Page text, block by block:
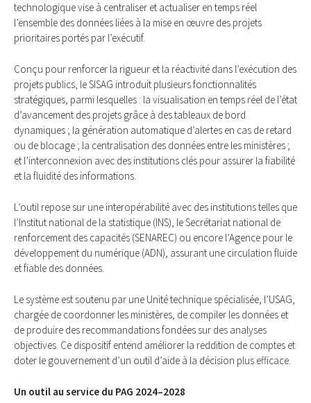
technologique vise à centraliser et actualiser en temps réel
l’ensemble des données liées à la mise en œuvre des projets
prioritaires portés par l’exécutif.
Conçu pour renforcer la rigueur et la réactivité dans l’exécution des
projets publics, le SISAG introduit plusieurs fonctionnalités
stratégiques, parmi lesquelles : la visualisation en temps réel de l’état
d’avancement des projets grâce à des tableaux de bord
dynamiques ; la génération automatique d’alertes en cas de retard
ou de blocage ; la centralisation des données entre les ministères ;
et l’interconnexion avec des institutions clés pour assurer la fiabilité
et la fluidité des informations.
L’outil repose sur une interopérabilité avec des institutions telles que
l’Institut national de la statistique (INS), le Secrétariat national de
renforcement des capacités (SENAREC) ou encore l’Agence pour le
développement du numérique (ADN), assurant une circulation fluide
et fiable des données.
Le système est soutenu par une Unité technique spécialisée, l’USAG,
chargée de coordonner les ministères, de compiler les données et
de produire des recommandations fondées sur des analyses
objectives. Ce dispositif entend améliorer la reddition de comptes et
doter le gouvernement d’un outil d’aide à la décision plus efficace.
Un outil au service du PAG 2024–2028